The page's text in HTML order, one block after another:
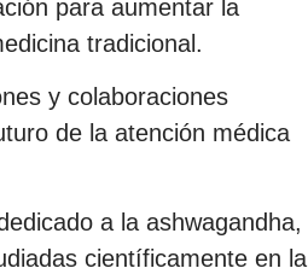
para aumentar la
tradicional.
y colaboraciones
de la atención médica
a la ashwagandha,
científicamente en la